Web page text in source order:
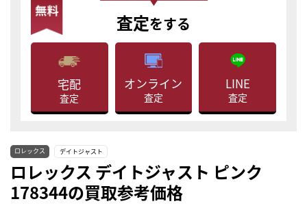
査定をする
宅配
査定
オンライン
査定
LINE
査定
ロレックス デイトジャスト
ロレックス デイトジャスト ピンク
178344の買取参考価格